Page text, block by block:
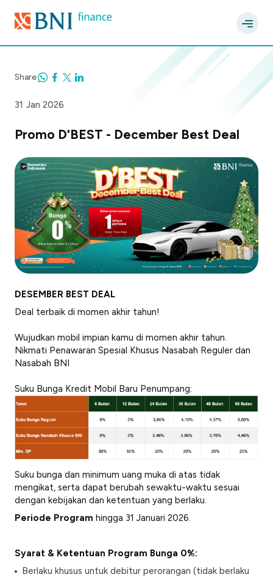
31 Jan 2026
Share
Promo D'BEST - December Best Deal
DESEMBER BEST DEAL
Deal terbaik di momen akhir tahun!
Wujudkan mobil impian kamu di momen akhir tahun.
Nikmati Penawaran Spesial Khusus Nasabah Reguler dan
Nasabah BNI
Suku Bunga Kredit Mobil Baru Penumpang:
Suku bunga dan minimum uang muka di atas tidak
mengikat, serta dapat berubah sewaktu-waktu sesuai
dengan kebijakan dan ketentuan yang berlaku.
Periode Program hingga 31 Januari 2026.
Syarat & Ketentuan Program Bunga 0%:
Berlaku khusus untuk debitur perorangan (tidak berlaku